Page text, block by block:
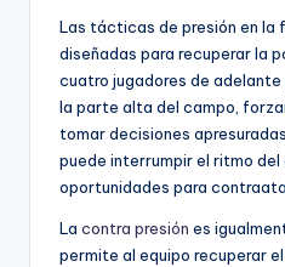
Las tácticas de presión en
diseñadas para recuperar la
cuatro jugadores de adelante
la parte alta del campo,
tomar decisiones
puede interrumpir el ritmo
oportunidades para
La contra presión es
permite al equipo recuperar